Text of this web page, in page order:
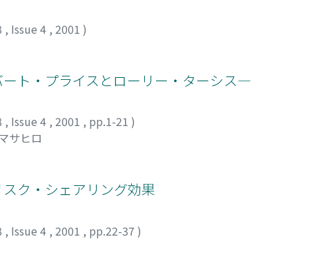
, Issue 4 , 2001 )
ト・プライスとローリー・ターシス―
, Issue 4 , 2001 , pp.1-21 )
サヒロ
ク・シェアリング効果
, Issue 4 , 2001 , pp.22-37 )